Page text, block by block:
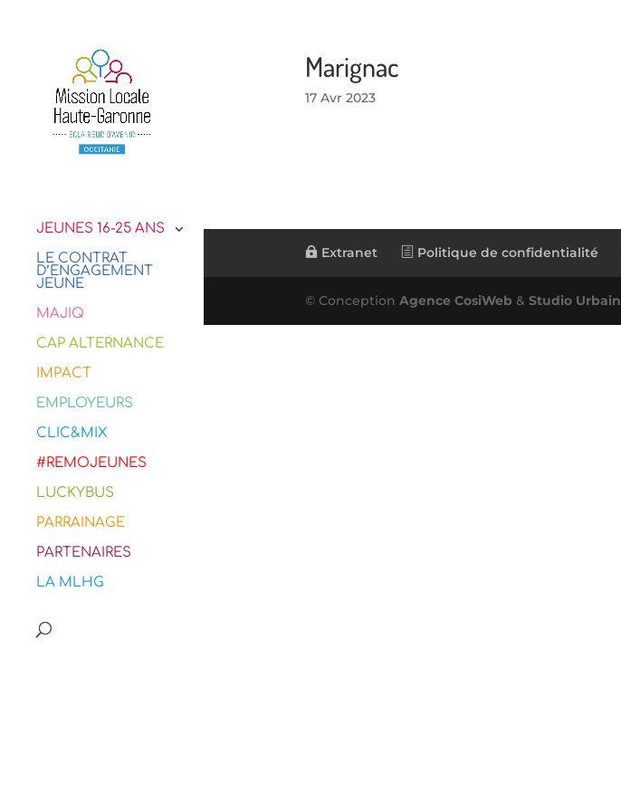
JEUNES 16-25 ANS
LE CONTRAT
D’ENGAGEMENT
JEUNE
MAJIQ
CAP ALTERNANCE
IMPACT
EMPLOYEURS
CLIC&MIX
#REMOJEUNES
LUCKYBUS
PARRAINAGE
PARTENAIRES
LA MLHG
Marignac
17 Avr 2023
Extranet Politique de confidentialité
© Conception Agence CosiWeb & Studio Urbain